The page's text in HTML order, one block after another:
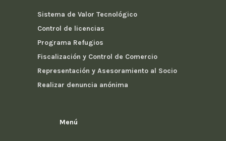
Sistema de Valor Tecnológico
Control de licencias
Programa Refugios
Fiscalización y Control de Comercio
Representación y Asesoramiento al Socio
Realizar denuncia anónima
Menú